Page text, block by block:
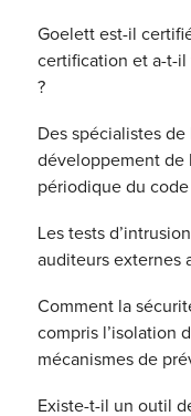
Goelett est-il
certification et a-t-il
?
Des spécialistes
développement de
périodique du code
Les tests
auditeurs externes
Comment la
compris l’isolation
mécanismes de
Existe-t-il un outil